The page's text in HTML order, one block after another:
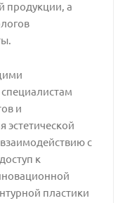
продукции, а
и
с
к
пластики